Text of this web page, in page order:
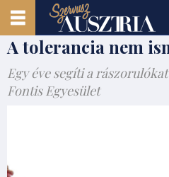
A tolerancia nem
Egy éve segíti a
Fontis Egyesület